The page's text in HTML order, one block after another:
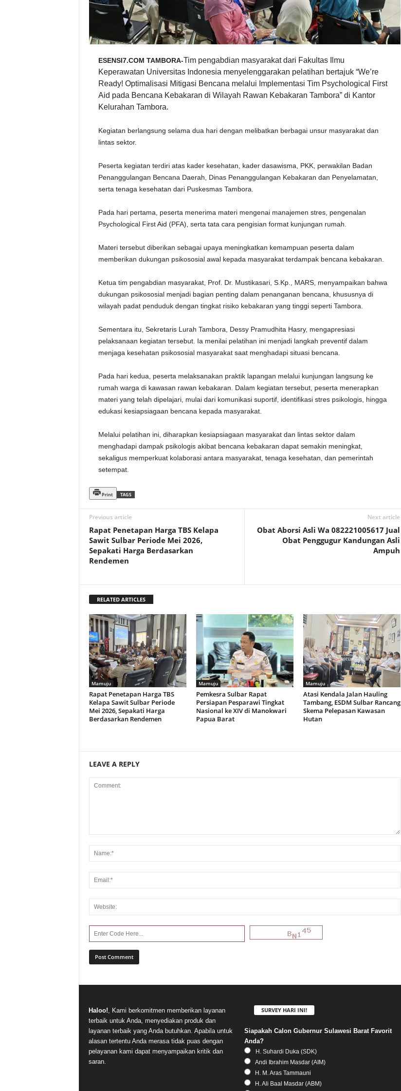
ESENSI7.COM TAMBORA-Tim pengabdian masyarakat dari Fakultas Ilmu
Keperawatan Universitas Indonesia menyelenggarakan pelatihan bertajuk “We’re
Ready! Optimalisasi Mitigasi Bencana melalui Implementasi Tim Psychological First
Aid pada Bencana Kebakaran di Wilayah Rawan Kebakaran Tambora” di Kantor
Kelurahan Tambora.
Kegiatan berlangsung selama dua hari dengan melibatkan berbagai unsur masyarakat dan
lintas sektor.
Peserta kegiatan terdiri atas kader kesehatan, kader dasawisma, PKK, perwakilan Badan
Penanggulangan Bencana Daerah, Dinas Penanggulangan Kebakaran dan Penyelamatan,
serta tenaga kesehatan dari Puskesmas Tambora.
Pada hari pertama, peserta menerima materi mengenai manajemen stres, pengenalan
Psychological First Aid (PFA), serta tata cara pengisian format kunjungan rumah.
Materi tersebut diberikan sebagai upaya meningkatkan kemampuan peserta dalam
memberikan dukungan psikososial awal kepada masyarakat terdampak bencana kebakaran.
Ketua tim pengabdian masyarakat, Prof. Dr. Mustikasari, S.Kp., MARS, menyampaikan bahwa
dukungan psikososial menjadi bagian penting dalam penanganan bencana, khususnya di
wilayah padat penduduk dengan tingkat risiko kebakaran yang tinggi seperti Tambora.
Sementara itu, Sekretaris Lurah Tambora, Dessy Pramudhita Hasry, mengapresiasi
pelaksanaan kegiatan tersebut. Ia menilai pelatihan ini menjadi langkah preventif dalam
menjaga kesehatan psikososial masyarakat saat menghadapi situasi bencana.
Pada hari kedua, peserta melaksanakan praktik lapangan melalui kunjungan langsung ke
rumah warga di kawasan rawan kebakaran. Dalam kegiatan tersebut, peserta menerapkan
materi yang telah dipelajari, mulai dari komunikasi suportif, identifikasi stres psikologis, hingga
edukasi kesiapsiagaan bencana kepada masyarakat.
Melalui pelatihan ini, diharapkan kesiapsiagaan masyarakat dan lintas sektor dalam
menghadapi dampak psikologis akibat bencana kebakaran dapat semakin meningkat,
sekaligus memperkuat kolaborasi antara masyarakat, tenaga kesehatan, dan pemerintah
setempat.
Print TAGS
Previous article
Rapat Penetapan Harga TBS Kelapa
Sawit Sulbar Periode Mei 2026,
Sepakati Harga Berdasarkan
Rendemen
Next article
Obat Aborsi Asli Wa 082221005617 Jual
Obat Penggugur Kandungan Asli
Ampuh
RELATED ARTICLES
Mamuju
Rapat Penetapan Harga TBS
Kelapa Sawit Sulbar Periode
Mei 2026, Sepakati Harga
Berdasarkan Rendemen
Mamuju
Pemkesra Sulbar Rapat
Persiapan Pesparawi Tingkat
Nasional ke XIV di Manokwari
Papua Barat
Mamuju
Atasi Kendala Jalan Hauling
Tambang, ESDM Sulbar Rancang
Skema Pelepasan Kawasan
Hutan
LEAVE A REPLY
Haloo! , Kami berkomitmen memberikan layanan
terbaik untuk Anda, menyediakan produk dan
layanan terbaik yang Anda butuhkan. Apabila untuk
alasan tertentu Anda merasa tidak puas dengan
pelayanan kami dapat menyampaikan kritik dan
saran.
SURVEY HARI INI!
Siapakah Calon Gubernur Sulawesi Barat Favorit
Anda?
H. Suhardi Duka (SDK)
Andi Ibrahim Masdar (AIM)
H. M. Aras Tammauni
H. Ali Baal Masdar (ABM)